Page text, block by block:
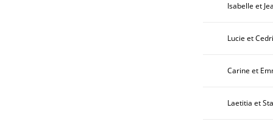
Isabelle et
Lucie et
Carine et
Laetitia et